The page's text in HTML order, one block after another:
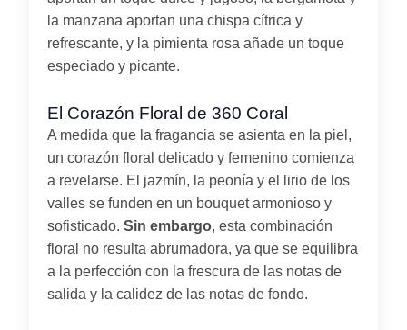
la manzana aportan una chispa cítrica y
refrescante, y la pimienta rosa añade un toque
especiado y picante.
El Corazón Floral de 360 Coral
A medida que la fragancia se asienta en la piel,
un corazón floral delicado y femenino comienza
a revelarse. El jazmín, la peonía y el lirio de los
valles se funden en un bouquet armonioso y
sofisticado. Sin embargo, esta combinación
floral no resulta abrumadora, ya que se equilibra
a la perfección con la frescura de las notas de
salida y la calidez de las notas de fondo.